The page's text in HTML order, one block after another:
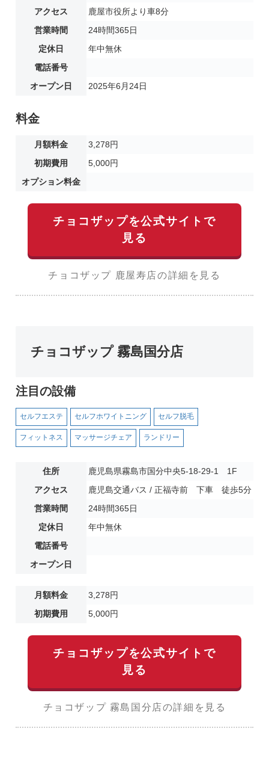
アクセス
鹿屋市役所より車8分
営業時間
24時間365日
定休日
年中無休
電話番号
オープン日
2025年6月24日
料金
月額料金
3,278円
初期費用
5,000円
オプション料金
チョコザップを公式サイトで
見る
チョコザップ 鹿屋寿店の詳細を見る
チョコザップ 霧島国分店
注目の設備
セルフエステ セルフホワイトニング セルフ脱毛
フィットネス マッサージチェア ランドリー
住所
鹿児島県霧島市国分中央5-18-29-1 1F
アクセス
鹿児島交通バス / 正福寺前 下車 徒歩5分
営業時間
24時間365日
定休日
年中無休
電話番号
オープン日
月額料金
3,278円
初期費用
5,000円
チョコザップを公式サイトで
見る
チョコザップ 霧島国分店の詳細を見る